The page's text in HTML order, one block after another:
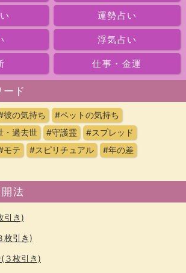
運勢占い
浮気占い
仕事・金運
ド
彼の気持ち
#ペットの気持ち
・過去世 #守護霊
#スプレッド
モテ #スピリチュアル
#年の差
法
引き)
枚引き)
３枚引き)